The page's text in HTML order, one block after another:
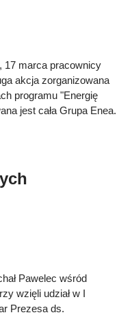
17 marca pracownicy
akcja zorganizowana
programu "Energię
jest cała Grupa Enea.
Pawelec wśród
wzięli udział w I
Prezesa ds.